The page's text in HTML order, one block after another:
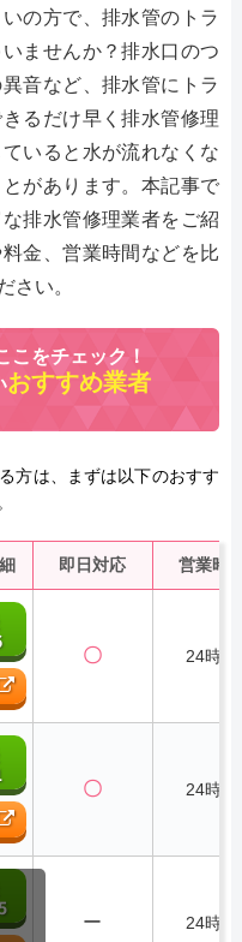
の方で、排水管のトラ
ませんか？排水口のつ
音など、排水管にトラ
るだけ早く排水管修理
いると水が流れなくな
があります。本記事で
排水管修理業者をご紹
金、営業時間などを比
さい。
こをチェック！
おすすめ業者
方は、まずは以下のおすす
即日対応 営業時
〇 24時間
〇 24時間
ー 24時間